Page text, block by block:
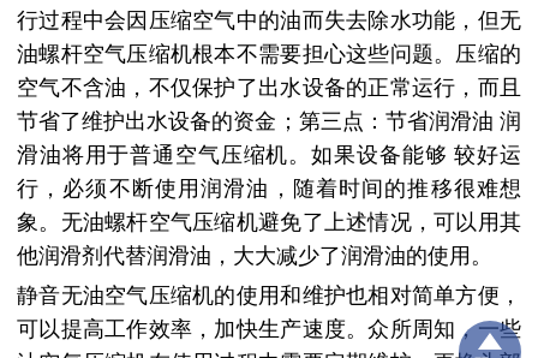
行过程中会因压缩空气中的油而失去除水功能，但无
油螺杆空气压缩机根本不需要担心这些问题。压缩的
空气不含油，不仅保护了出水设备的正常运行，而且
节省了维护出水设备的资金；第三点：节省润滑油 润
滑油将用于普通空气压缩机。如果设备能够 较好运
行， 必须不断使用润滑油，随着时间的推移很难想
象。无油螺杆空气压缩机避免了上述情况，可以用其
他润滑剂代替润滑油，大大减少了润滑油的使用。
静音无油空气压缩机的使用和维护也相对简单方便，
可以提高工作效率，加快生产速度。众所周知，一些